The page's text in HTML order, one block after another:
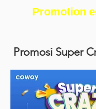
Promotion
Promosi Super